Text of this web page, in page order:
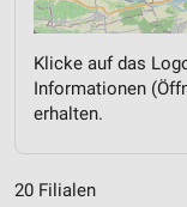
Klicke auf das
Informationen
erhalten.
20 Filialen